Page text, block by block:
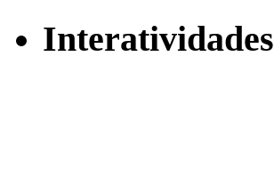
Interatividades